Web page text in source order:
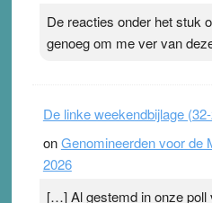
ademen’ kan goud waard
Pleisterplakkers in de
De reacties onder het stuk
genoeg om me ver van
De linke weekendbijlage
onGenomineerden voor de
2026
[…] Al gestemd in onze poll